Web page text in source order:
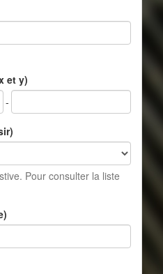
et y)
-
Pour consulter la liste